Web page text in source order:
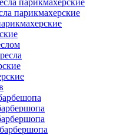
парикмахерские
парикмахерские